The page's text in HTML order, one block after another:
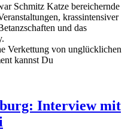
Schmitz Katze bereichernde
krassintensiver
und das
Verkettung von unglücklichen
kannst Du
Interview mit